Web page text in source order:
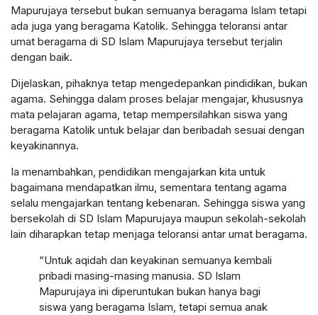
Mapurujaya tersebut bukan semuanya beragama Islam tetapi
ada juga yang beragama Katolik. Sehingga teloransi antar
umat beragama di SD Islam Mapurujaya tersebut terjalin
dengan baik.
Dijelaskan, pihaknya tetap mengedepankan pindidikan, bukan
agama. Sehingga dalam proses belajar mengajar, khususnya
mata pelajaran agama, tetap mempersilahkan siswa yang
beragama Katolik untuk belajar dan beribadah sesuai dengan
keyakinannya.
Ia menambahkan, pendidikan mengajarkan kita untuk
bagaimana mendapatkan ilmu, sementara tentang agama
selalu mengajarkan tentang kebenaran. Sehingga siswa yang
bersekolah di SD Islam Mapurujaya maupun sekolah-sekolah
lain diharapkan tetap menjaga teloransi antar umat beragama.
“Untuk aqidah dan keyakinan semuanya kembali
pribadi masing-masing manusia. SD Islam
Mapurujaya ini diperuntukan bukan hanya bagi
siswa yang beragama Islam, tetapi semua anak